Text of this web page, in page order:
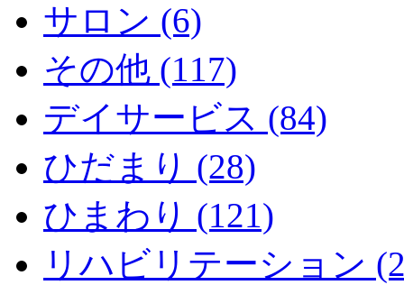
サロン (6)
その他 (117)
デイサービス (84)
ひだまり (28)
ひまわり (121)
リハビリテーション